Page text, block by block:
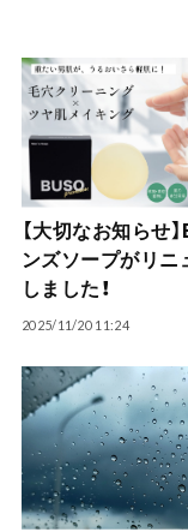
【大切なお知らせ
ンズソープがリニ
しました！
2025/11/20 11:24